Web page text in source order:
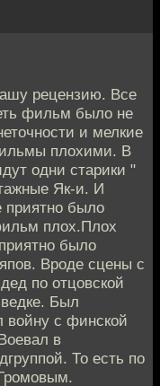
рецензию. Все
фильм было не
и мелкие
плохими. В
одни старики "
Як-и. И
приятно было
плох.Плох
было
Вроде сцены с
по отцовской
Был
с финской
в
То есть по